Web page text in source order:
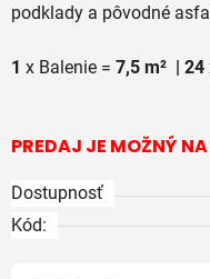
podklady a pôvodné
1 x Balenie = 7,5 m² | 24
PREDAJ JE MOŽNÝ
Dostupnosť
Kód: